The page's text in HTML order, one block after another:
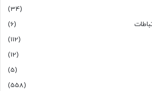
(34)
(6)
(112)
(12)
(5)
(558)